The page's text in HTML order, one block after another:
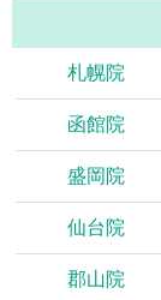
札幌院
函館院
盛岡院
仙台院
郡山院